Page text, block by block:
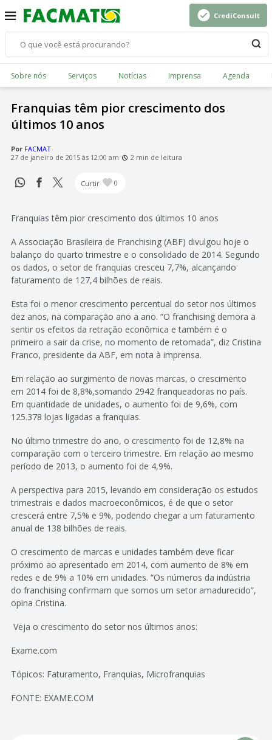
CrediConsult
Sobre nós Serviços Notícias Imprensa Agenda
Franquias têm pior crescimento dos
últimos 10 anos
Por FACMAT
27 de janeiro de 2015 às 12:00 am
2 min de leitura
Curtir 0
Franquias têm pior crescimento dos últimos 10 anos
A Associação Brasileira de Franchising (ABF) divulgou hoje o
balanço do quarto trimestre e o consolidado de 2014. Segundo
os dados, o setor de franquias cresceu 7,7%, alcançando
faturamento de 127,4 bilhões de reais.
Esta foi o menor crescimento percentual do setor nos últimos
dez anos, na comparação ano a ano. “O franchising demora a
sentir os efeitos da retração econômica e também é o
primeiro a sair da crise, no momento de retomada”, diz Cristina
Franco, presidente da ABF, em nota à imprensa.
Em relação ao surgimento de novas marcas, o crescimento
em 2014 foi de 8,8%,somando 2942 franqueadoras no país.
Em quantidade de unidades, o aumento foi de 9,6%, com
125.378 lojas ligadas a franquias.
No último trimestre do ano, o crescimento foi de 12,8% na
comparação com o terceiro trimestre. Em relação ao mesmo
período de 2013, o aumento foi de 4,9%.
A perspectiva para 2015, levando em consideração os estudos
trimestrais e dados macroeconômicos, é de que o setor
crescerá entre 7,5% e 9%, podendo chegar a um faturamento
anual de 138 bilhões de reais.
O crescimento de marcas e unidades também deve ficar
próximo ao apresentado em 2014, com aumento de 8% em
redes e de 9% a 10% em unidades. “Os números da indústria
do franchising confirmam que somos um setor amadurecido”,
opina Cristina.
Veja o crescimento do setor nos últimos anos:
Exame.com
Tópicos: Faturamento, Franquias, Microfranquias
FONTE: EXAME.COM